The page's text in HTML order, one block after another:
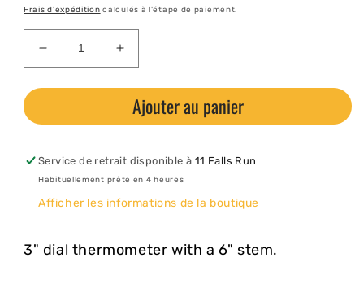
habituel
Frais d'expédition calculés à l'étape de paiement.
Réduire
la
quantité
Thermometer
x
6&quot;
Augmenter
la
quantité
de
Thermometer
x
6&quot;
Ajouter au panier
Service de retrait disponible à 11 Falls Run
Habituellement prête en 4 heures
Afficher les informations de la boutique
3" dial thermometer with a 6" stem.